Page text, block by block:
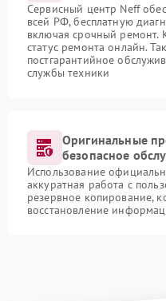
Сервисный центр Neff
всей РФ, бесплатную
включая срочный ремонт.
статус ремонта онлайн.
постгарантийное
службы техники
Оригинальные
безопасное
Использование
аккуратная работа с
резервное копирование,
восстановление